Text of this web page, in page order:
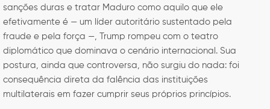
sanções duras e tratar Maduro como aquilo que ele
efetivamente é — um líder autoritário sustentado pela
fraude e pela força —, Trump rompeu com o teatro
diplomático que dominava o cenário internacional. Sua
postura, ainda que controversa, não surgiu do nada: foi
consequência direta da falência das instituições
multilaterais em fazer cumprir seus próprios princípios.